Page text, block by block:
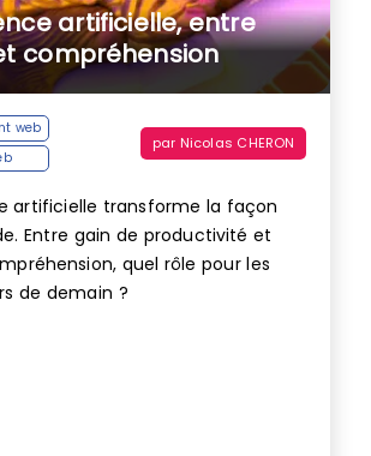
artificielle, entre
compréhension
web
par Nicolas CHERON
artificielle transforme la façon
Entre gain de productivité et
quel rôle pour les
de demain ?